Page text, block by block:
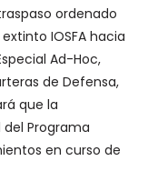
ordenado
IOSFA hacia
Ad-Hoc,
de Defensa,
que la
Programa
en curso de